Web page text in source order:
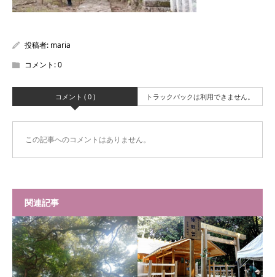
投稿者: maria
コメント:0
コメント ( 0 ) トラックバックは利用できません。
この記事へのコメントはありません。
関連記事